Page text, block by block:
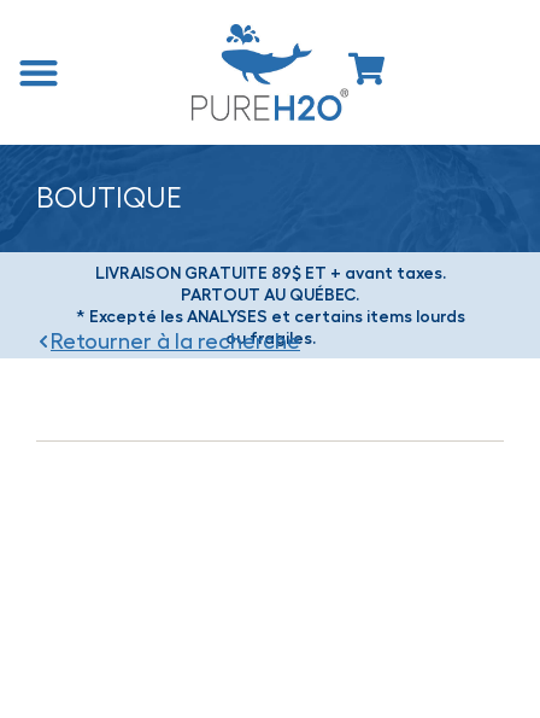
BOUTIQUE
LIVRAISON GRATUITE 89$ ET + avant taxes.
PARTOUT AU QUÉBEC.
* Excepté les ANALYSES et certains items lourds
ou fragiles.
Retourner à la recherche